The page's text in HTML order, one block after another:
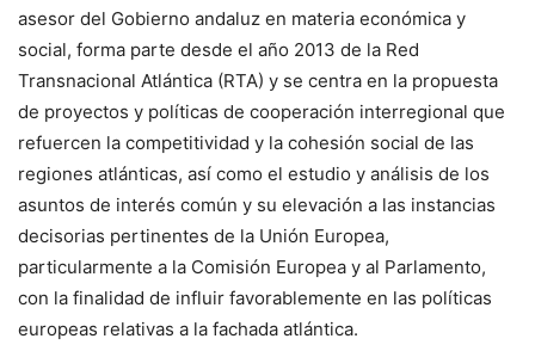
asesor del Gobierno andaluz en materia económica y
social, forma parte desde el año 2013 de la Red
Transnacional Atlántica (RTA) y se centra en la propuesta
de proyectos y políticas de cooperación interregional que
refuercen la competitividad y la cohesión social de las
regiones atlánticas, así como el estudio y análisis de los
asuntos de interés común y su elevación a las instancias
decisorias pertinentes de la Unión Europea,
particularmente a la Comisión Europea y al Parlamento,
con la finalidad de influir favorablemente en las políticas
europeas relativas a la fachada atlántica.